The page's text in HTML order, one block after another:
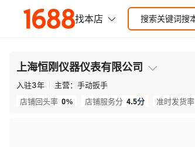
上海恒刚仪器仪表有限公司
入驻3年 主营： 手动扳手
店铺回头率 0% 店铺服务分 4.5分 准时发货率